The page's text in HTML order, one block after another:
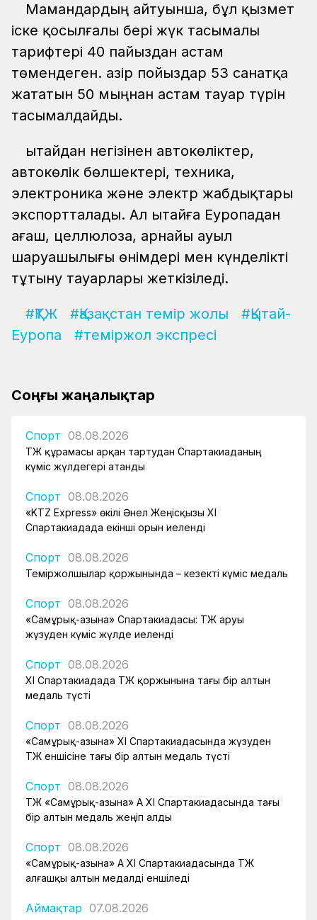
Мамандардың айтуынша, бұл қызмет
іске қосылғалы бері жүк тасымалы
тарифтері 40 пайыздан астам
төмендеген. Қазір пойыздар 53 санатқа
жататын 50 мыңнан астам тауар түрін
тасымалдайды.
Қытайдан негізінен автокөліктер,
автокөлік бөлшектері, техника,
электроника және электр жабдықтары
экспортталады. Ал Қытайға Еуропадан
ағаш, целлюлоза, арнайы ауыл
шаруашылығы өнімдері мен күнделікті
тұтыну тауарлары жеткізіледі.
#ҚТЖ #Қазақстан темір жолы
#Қытай-
Еуропа
#теміржол экспресі
Соңғы жаңалықтар
Спорт 08.08.2026
ҚТЖ құрамасы арқан тартудан Спартакиаданың
күміс жүлдегері атанды
Спорт 08.08.2026
«KTZ Express» өкілі Әнел Жеңісқызы XI
Спартакиадада екінші орын иеленді
Спорт 08.08.2026
Теміржолшылар қоржынында – кезекті күміс медаль
Спорт 08.08.2026
«Самұрық-Қазына» Спартакиадасы: ҚТЖ аруы
жүзуден күміс жүлде иеленді
Спорт 08.08.2026
XI Спартакиадада ҚТЖ қоржынына тағы бір алтын
медаль түсті
Спорт 08.08.2026
«Самұрық-Қазына» XI Спартакиадасында жүзуден
ҚТЖ еншісіне тағы бір алтын медаль түсті
Спорт 08.08.2026
ҚТЖ «Самұрық-Қазына» АҚ XI Спартакиадасында тағы
бір алтын медаль жеңіп алды
Спорт 08.08.2026
«Самұрық-Қазына» АҚ XI Спартакиадасында ҚТЖ
алғашқы алтын медалді еншіледі
Аймақтар 07.08.2026